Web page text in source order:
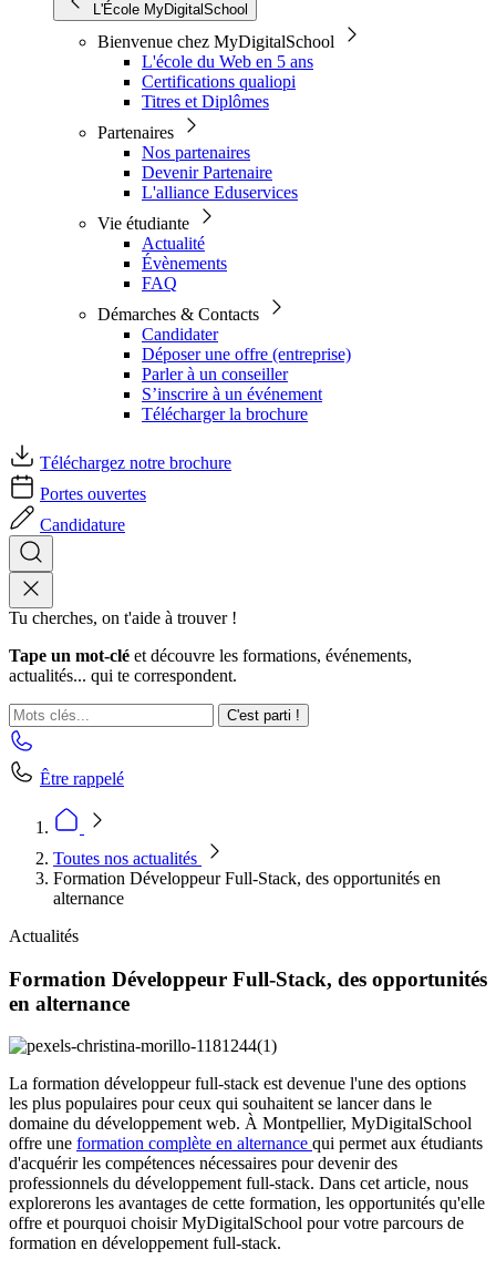
L'École MyDigitalSchool
Bienvenue chez MyDigitalSchool
L'école du Web en 5 ans
Certifications qualiopi
Titres et Diplômes
Partenaires
Nos partenaires
Devenir Partenaire
L'alliance Eduservices
Vie étudiante
Actualité
Évènements
FAQ
Démarches & Contacts
Candidater
Déposer une offre (entreprise)
Parler à un conseiller
S’inscrire à un événement
Télécharger la brochure
Téléchargez notre brochure
Portes ouvertes
Candidature
Tu cherches, on t'aide à trouver !
Tape un mot-clé et découvre les formations, événements,
actualités... qui te correspondent.
C'est parti !
Être rappelé
Toutes nos actualités
Formation Développeur Full-Stack, des opportunités en
alternance
Actualités
Formation Développeur Full-Stack, des opportunités
en alternance
La formation développeur full-stack est devenue l'une des options
les plus populaires pour ceux qui souhaitent se lancer dans le
domaine du développement web. À Montpellier, MyDigitalSchool
offre une formation complète en alternance qui permet aux étudiants
d'acquérir les compétences nécessaires pour devenir des
professionnels du développement full-stack. Dans cet article, nous
explorerons les avantages de cette formation, les opportunités qu'elle
offre et pourquoi choisir MyDigitalSchool pour votre parcours de
formation en développement full-stack.